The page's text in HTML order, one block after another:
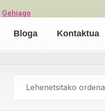
Gehiago
Bloga Kontaktua
Lehenetsitako ordena